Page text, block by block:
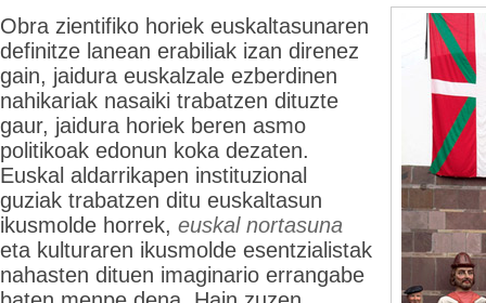
Obra zientifiko horiek euskaltasunaren
definitze lanean erabiliak izan direnez
gain, jaidura euskalzale ezberdinen
nahikariak nasaiki trabatzen dituzte
gaur, jaidura horiek beren asmo
politikoak edonun koka dezaten.
Euskal aldarrikapen instituzional
guziak trabatzen ditu euskaltasun
ikusmolde horrek, euskal nortasuna
eta kulturaren ikusmolde esentzialistak
nahasten dituen imaginario errangabe